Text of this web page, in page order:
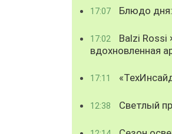
17:07 Блюдо
17:02
Balzi Rossi
вдохновленная
17:11
12:38 Светлый